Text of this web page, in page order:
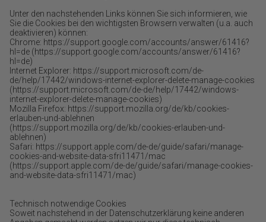
Unter den nachstehenden Links können Sie sich informieren, wie
Sie die Cookies bei den wichtigsten Browsern verwalten (u.a. auch
deaktivieren) können:
Chrome: https://support.google.com/accounts/answer/61416?
hl=de (https://support.google.com/accounts/answer/61416?
hl=de)
Internet Explorer: https://support.microsoft.com/de-
de/help/17442/windows-internet-explorer-delete-manage-cookies
(https://support.microsoft.com/de-de/help/17442/windows-
internet-explorer-delete-manage-cookies)
Mozilla Firefox: https://support.mozilla.org/de/kb/cookies-
erlauben-und-ablehnen
(https://support.mozilla.org/de/kb/cookies-erlauben-und-
ablehnen)
Safari: https://support.apple.com/de-de/guide/safari/manage-
cookies-and-website-data-sfri11471/mac
(https://support.apple.com/de-de/guide/safari/manage-cookies-
and-website-data-sfri11471/mac)
Technisch notwendige Cookies
Soweit nachstehend in der Datenschutzerklärung keine anderen